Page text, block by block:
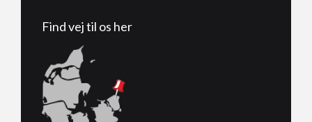
Find vej til os her